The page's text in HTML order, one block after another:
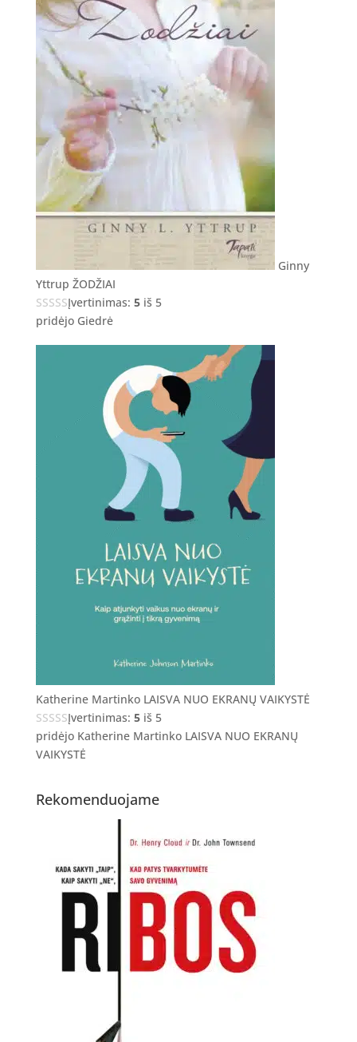
Ginny
Yttrup ŽODŽIAI
Įvertinimas: 5iš 5
pridėjo Giedrė
Katherine Martinko LAISVA NUO EKRANŲ VAIKYSTĖ
Įvertinimas: 5iš 5
pridėjo Katherine Martinko LAISVA NUO EKRANŲ
VAIKYSTĖ
Rekomenduojame